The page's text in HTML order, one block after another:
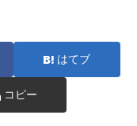
はてブ
コピー